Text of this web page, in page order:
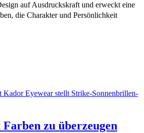
auf Ausdruckskraft und erweckt eine
die Charakter und Persönlichkeit
Kador Eyewear stellt Strike-Sonnenbrillen-
zu überzeugen